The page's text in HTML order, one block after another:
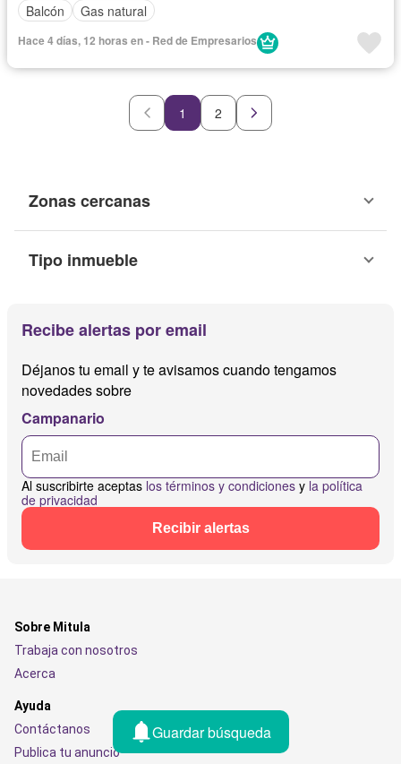
Balcón
Gas natural
Hace 4 días, 12 horas en - Red de Empresarios
1 2
Zonas cercanas
Tipo inmueble
Recibe alertas por email
Déjanos tu email y te avisamos cuando tengamos
novedades sobre
Campanario
Al suscribirte aceptas los términos y condiciones y la política
de privacidad
Recibir alertas
Guardar búsqueda
Sobre Mitula
Trabaja con nosotros
Acerca
Ayuda
Contáctanos
Publica tu anuncio